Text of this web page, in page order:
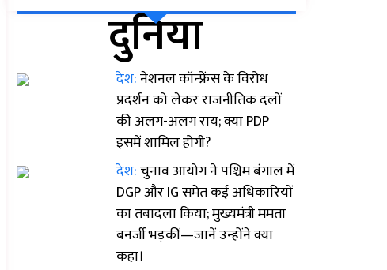
दुनिया
देश:नेशनल कॉन्फ्रेंस के विरोध
प्रदर्शन को लेकर राजनीतिक दलों
की अलग-अलग राय; क्या PDP
इसमें शामिल होगी?
देश:चुनाव आयोग ने पश्चिम बंगाल में
DGP और IG समेत कई अधिकारियों
का तबादला किया; मुख्यमंत्री ममता
बनर्जी भड़कीं—जानें उन्होंने क्या
कहा।